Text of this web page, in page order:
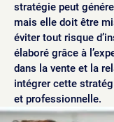
stratégie peut
mais elle doit être
éviter tout risque
élaboré grâce à
dans la vente et la
intégrer cette
et professionnelle.